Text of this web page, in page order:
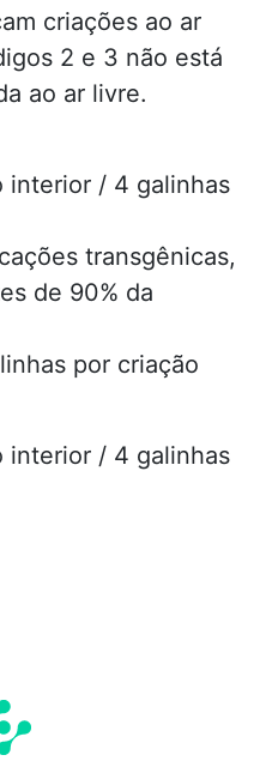
criações ao ar
2 e 3 não está
ao ar livre.
interior / 4 galinhas
transgênicas,
de 90% da
por criação
interior / 4 galinhas